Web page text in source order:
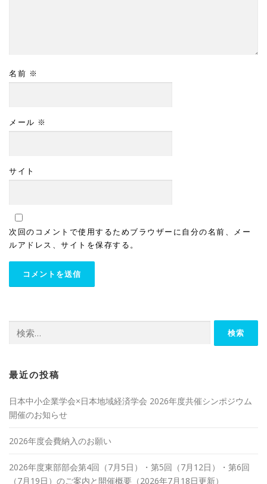
名前 ※
メール ※
サイト
次回のコメントで使用するためブラウザーに自分の名前、メー
ルアドレス、サイトを保存する。
索:
最近の投稿
日本中小企業学会×日本地域経済学会 2026年度共催シンポジウム
開催のお知らせ
2026年度会費納入のお願い
2026年度東部部会第4回（7月5日）・第5回（7月12日）・第6回
（7月19日）のご案内と開催概要（2026年7月18日更新）